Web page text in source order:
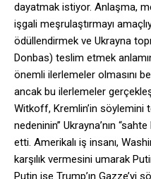
dayatmak istiyor. Anlaşma,
işgali meşrulaştırmayı
ödüllendirmek ve Ukrayna
Donbas) teslim etmek
önemli ilerlemeler olmasını
ancak bu ilerlemeler
Witkoff, Kremlin’in söylemini
nedeninin” Ukrayna’nın
etti. Amerikalı iş insanı,
karşılık vermesini umarak
Putin ise Trump’ın Gazze’yi